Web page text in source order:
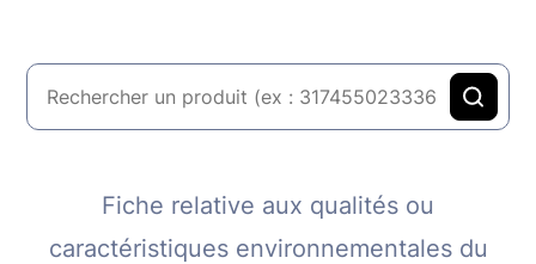
Fiche relative aux qualités ou
caractéristiques environnementales du